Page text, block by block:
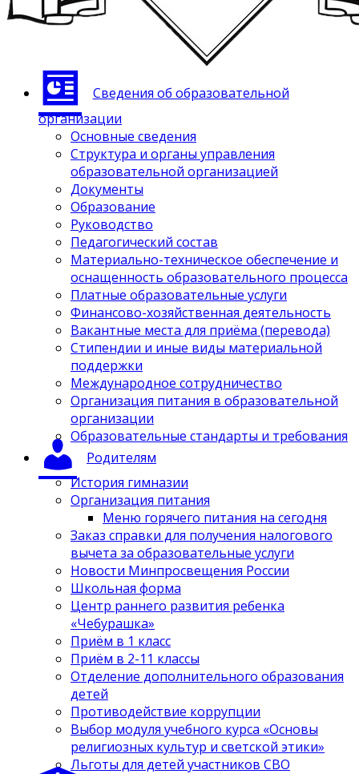
Сведения об образовательной
организации
Основные сведения
Структура и органы управления
образовательной организацией
Документы
Образование
Руководство
Педагогический состав
Материально-техническое обеспечение и
оснащенность образовательного процесса
Платные образовательные услуги
Финансово-хозяйственная деятельность
Вакантные места для приёма (перевода)
Стипендии и иные виды материальной
поддержки
Международное сотрудничество
Организация питания в образовательной
организации
Образовательные стандарты и требования
Родителям
История гимназии
Организация питания
Меню горячего питания на сегодня
Заказ справки для получения налогового
вычета за образовательные услуги
Новости Минпросвещения России
Школьная форма
Центр раннего развития ребенка
«Чебурашка»
Приём в 1 класс
Приём в 2-11 классы
Отделение дополнительного образования
детей
Противодействие коррупции
Выбор модуля учебного курса «Основы
религиозных культур и светской этики»
Льготы для детей участников СВО